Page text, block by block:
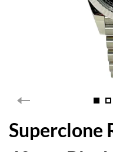
Superclone